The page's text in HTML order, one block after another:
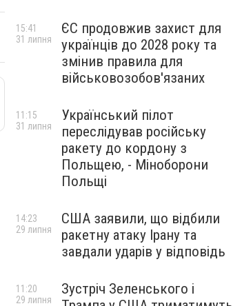
ЄС продовжив захист для
українців до 2028 року та
змінив правила для
військовозобов'язаних
15:41
31 липня
Український пілот
переслідував російську
ракету до кордону з
Польщею, - Міноборони
Польщі
11:15
31 липня
США заявили, що відбили
ракетну атаку Ірану та
завдали ударів у відповідь
14:23
29 липня
Зустріч Зеленського і
11:20
29 липня